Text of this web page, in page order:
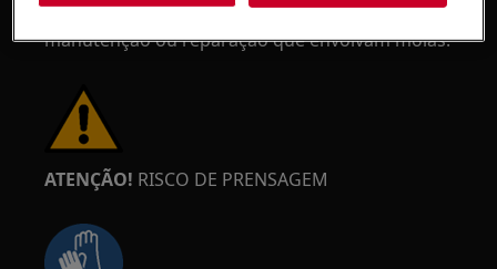
Use óculos de proteção se realizar trabalhos de
manutenção ou reparação que envolvam molas.
ATENÇÃO! RISCO DE PRENSAGEM